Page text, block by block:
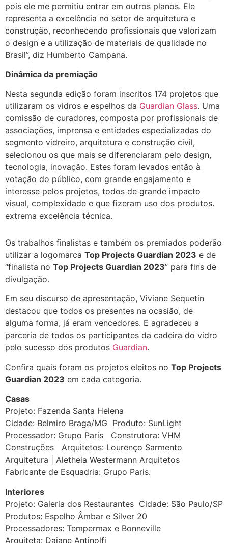
pois ele me permitiu entrar em outros planos. Ele
representa a excelência no setor de arquitetura e
construção, reconhecendo profissionais que valorizam
o design e a utilização de materiais de qualidade no
Brasil”, diz Humberto Campana.
Dinâmica da premiação
Nesta segunda edição foram inscritos 174 projetos que
utilizaram os vidros e espelhos da Guardian Glass. Uma
comissão de curadores, composta por profissionais de
associações, imprensa e entidades especializadas do
segmento vidreiro, arquitetura e construção civil,
selecionou os que mais se diferenciaram pelo design,
tecnologia, inovação. Estes foram levados então à
votação do público, com grande engajamento e
interesse pelos projetos, todos de grande impacto
visual, complexidade e que fizeram uso dos produtos.
extrema excelência técnica.
Os trabalhos finalistas e também os premiados poderão
utilizar a logomarca Top Projects Guardian 2023 e de
“finalista no Top Projects Guardian 2023” para fins de
divulgação.
Em seu discurso de apresentação, Viviane Sequetin
destacou que todos os presentes na ocasião, de
alguma forma, já eram vencedores. E agradeceu a
parceria de todos os participantes da cadeira do vidro
pelo sucesso dos produtos Guardian.
Confira quais foram os projetos eleitos no Top Projects
Guardian 2023 em cada categoria.
Casas
Projeto: Fazenda Santa Helena
Cidade: Belmiro Braga/MG Produto: SunLight
Processador: Grupo Paris Construtora: VHM
Construções Arquitetos: Lourenço Sarmento
Arquitetura | Aletheia Westermann Arquitetos
Fabricante de Esquadria: Grupo Paris.
Interiores
Projeto: Galeria dos Restaurantes Cidade: São Paulo/SP
Produtos: Espelho Âmbar e Silver 20
Processadores: Tempermax e Bonneville
Arquiteta: Daiane Antinolfi